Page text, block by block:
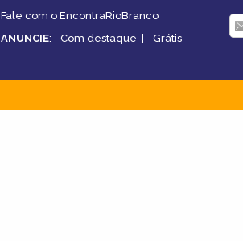
Fale com o EncontraRioBranco
ANUNCIE: Com destaque | Grátis